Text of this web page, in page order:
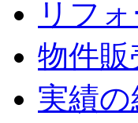
リフ
物件販
実績の